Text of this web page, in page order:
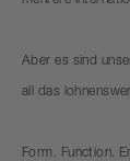
Aber es sind
all das
Form. Function.